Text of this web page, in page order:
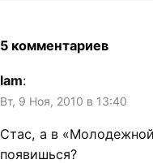
полной изоляции от
цивилизации. Интернет
стоит пятнадцать долларов
за пятьдесят мегабайт, еда
и…
5 комментариев
lam:
Вт, 9 Ноя, 2010 в 13:40
Стас, а в
появишься?